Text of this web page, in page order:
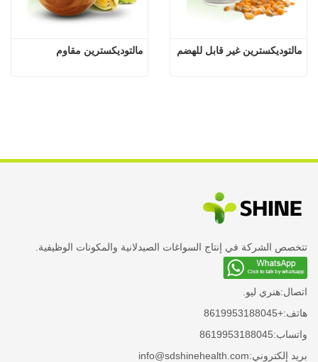
مالتوديكسترين مقاوم مالتوديكسترين غير قابل للهضم
تتخصص الشركة في إنتاج السواغات الصيدلانية والمكونات الوظيفية.
اتصال:هنري ليو.
هاتف:+8619953188045
واتساب:8619953188045
بريد إلكتروني:info@sdshinehealth.com